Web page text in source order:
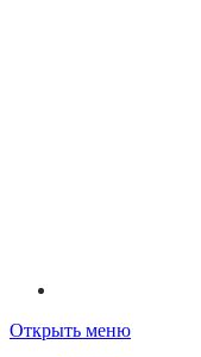
Открыть меню